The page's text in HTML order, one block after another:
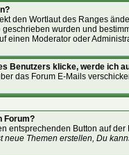
den Wortlaut des Ranges
wurden und
einen Moderator oder
Benutzers klicke, werde ich
das Forum E-Mails
Forum?
entsprechenden Button auf
neue Themen erstellen, Du